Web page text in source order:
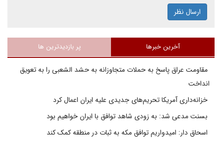
ارسال نظر
آخرین خبرها پر بازدیدترین ها
مقاومت عراق پاسخ به حملات متجاوزانه به حشد الشعبی را به تعویق
انداخت
خزانه‌داری آمریکا تحریم‌های جدیدی علیه ایران اعمال کرد
بسنت مدعی شد: به زودی شاهد توافق با ایران خواهیم بود
اسحاق دار: امیدواریم توافق مکه به ثبات در منطقه کمک کند